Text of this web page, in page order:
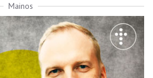
Mainos